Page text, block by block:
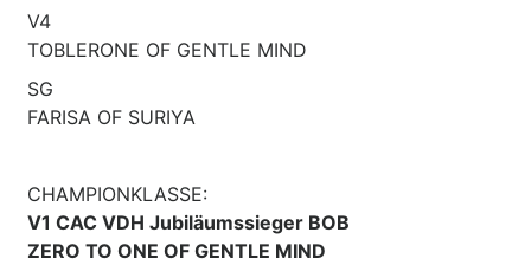
V4
TOBLERONE OF GENTLE MIND
SG
FARISA OF SURIYA
CHAMPIONKLASSE:
V1 CAC VDH Jubiläumssieger BOB
ZERO TO ONE OF GENTLE MIND